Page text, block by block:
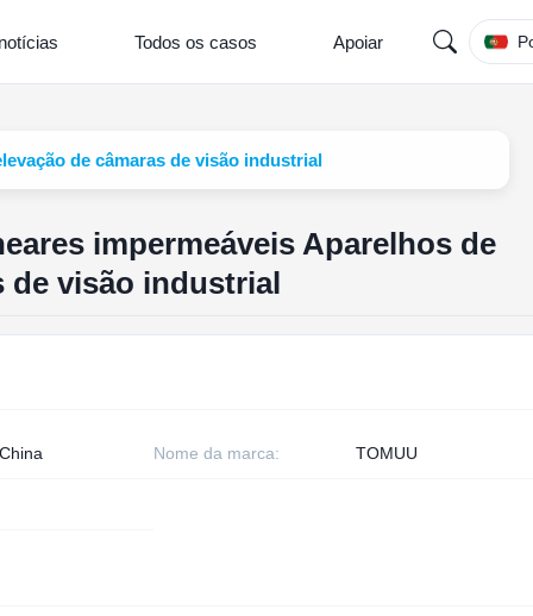
Todos os casos Apoiar
de câmaras de visão industrial
impermeáveis Aparelhos de
de visão industrial
Nome da marca: TOMUU